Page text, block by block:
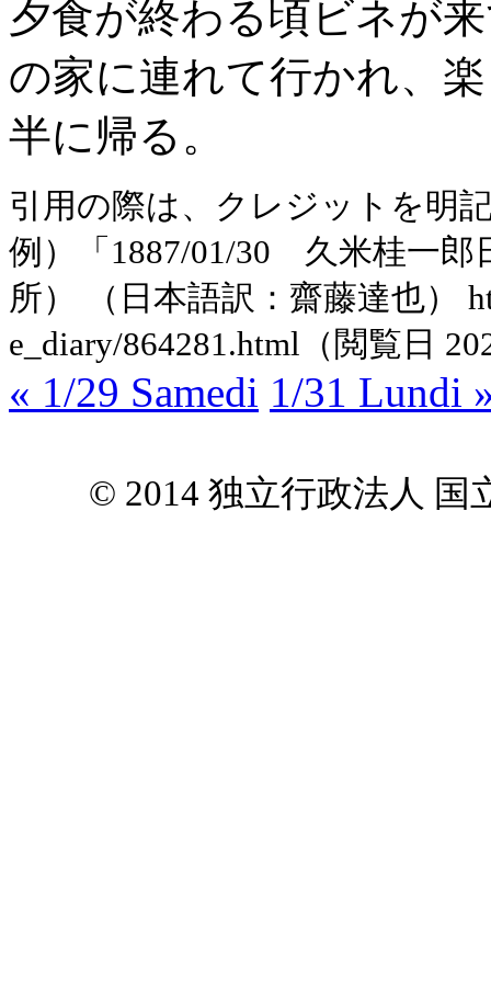
夕食が終わる頃ビネが
の家に連れて行かれ、
半に帰る。
引用の際は、クレジットを明
例）「1887/01/30 久米桂一郎
所） （日本語訳：齋藤達也）
e_diary/864281.html（閲覧日
« 1/29 Samedi 1/31 Lundi
© 2014 独立行政法人 国